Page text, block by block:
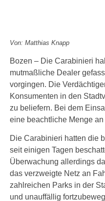
Von: Matthias Knapp
Bozen – Die Carabinieri
mutmaßliche Dealer
vorgingen. Die
Konsumenten in den
zu beliefern. Bei dem
eine beachtliche Menge
Die Carabinieri hatten die
seit einigen Tagen
Überwachung allerdings
das verzweigte Netz an
zahlreichen Parks in der
und unauffällig